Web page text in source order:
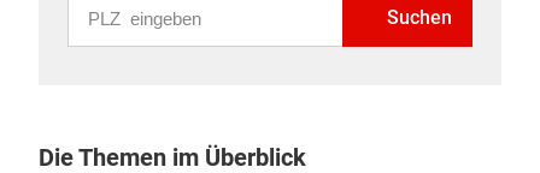
Suchen
Die Themen im Überblick